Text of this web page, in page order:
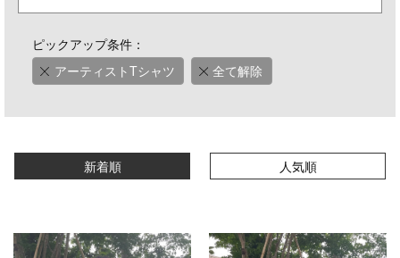
ピックアップ条件：
アーティストTシャツ
全て解除
新着順 人気順